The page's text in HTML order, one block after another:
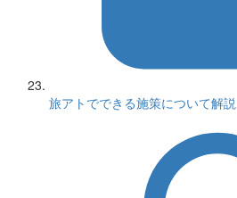
旅アトでできる施策について解説